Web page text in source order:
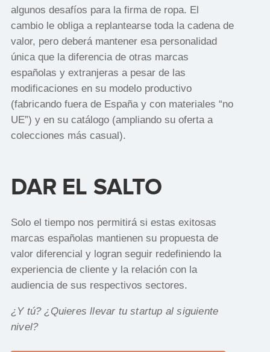
algunos desafíos para la firma de ropa. El
cambio le obliga a replantearse toda la cadena de
valor, pero deberá mantener esa personalidad
única que la diferencia de otras marcas
españolas y extranjeras a pesar de las
modificaciones en su modelo productivo
(fabricando fuera de España y con materiales “no
UE”) y en su catálogo (ampliando su oferta a
colecciones más casual).
DAR EL SALTO
Solo el tiempo nos permitirá si estas exitosas
marcas españolas mantienen su propuesta de
valor diferencial y logran seguir redefiniendo la
experiencia de cliente y la relación con la
audiencia de sus respectivos sectores.
¿Y tú? ¿Quieres llevar tu startup al siguiente
nivel?